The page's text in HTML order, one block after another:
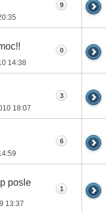
9
14:38
0
18:07
3
6
posle
13:37
1